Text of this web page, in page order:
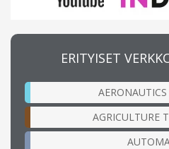
ERITYISET
AGRICULTURE